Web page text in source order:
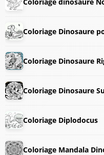
Coloriage Dinosaure
Coloriage Dinosaure
Coloriage Dinosaure
Coloriage Diplodocus
Coloriage Mandala